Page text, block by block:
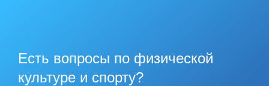
Есть вопросы по физической
культуре и спорту?